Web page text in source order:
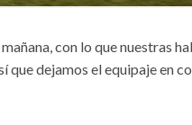
con lo que nuestras
que dejamos el equipaje en